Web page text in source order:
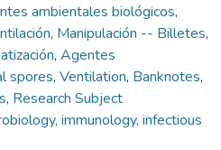
ambientales biológicos,
, Manipulación -- Billetes,
, Agentes
spores, Ventilation, Banknotes,
, Research Subject
immunology, infectious